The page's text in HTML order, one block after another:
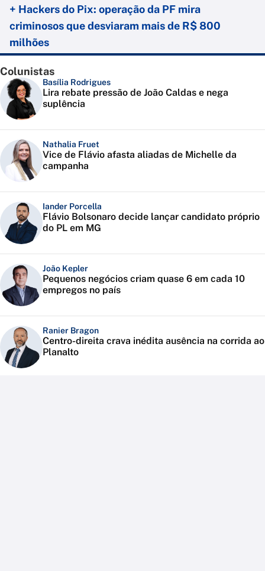
+ Hackers do Pix: operação da PF mira
criminosos que desviaram mais de R$ 800
milhões
Colunistas
Basília Rodrigues
Lira rebate pressão de João Caldas e nega
suplência
Nathalia Fruet
Vice de Flávio afasta aliadas de Michelle da
campanha
Iander Porcella
Flávio Bolsonaro decide lançar candidato próprio
do PL em MG
João Kepler
Pequenos negócios criam quase 6 em cada 10
empregos no país
Ranier Bragon
Centro-direita crava inédita ausência na corrida ao
Planalto